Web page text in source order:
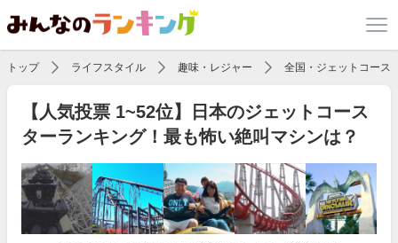
トップ ライフスタイル 趣味・レジャー 全国・ジェットコース
【人気投票 1~52位】日本のジェットコース
ターランキング！最も怖い絶叫マシンは？